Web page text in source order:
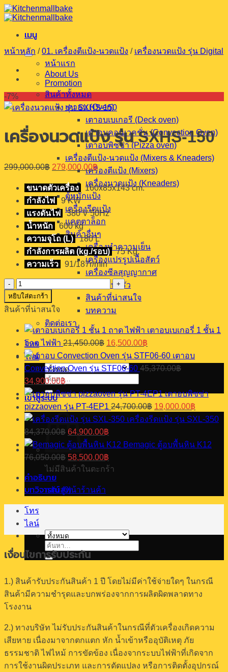
ข้าม
ไป
เนื้อหา
เมนู
หน้าแรก
About Us
Promotion
สินค้าทั้งหมด
เตาอบ (Oven)
เตาอบเบเกอรี (Deck oven)
เตาอบคอนเวคชั่น (Convection Oven)
เตาอบพิซซ่า (Pizza oven)
เครื่องตีแป้ง-นวดแป้ง (Mixers & Kneaders)
เครื่องตีแป้ง (Mixers)
เครื่องนวดแป้ง (Kneaders)
ตู้หมักแป้ง
เครื่องรีดแป้ง
แคตตาล็อก
สินค้าอื่นๆ
เครื่องทำความเย็น
เครื่องแปรรูปเนื้อสัตว์
เครื่องซีลสุญญากาศ
ออกแบบครัว
สินค้าที่น่าสนใจ
บทความ
ติดต่อเรา
โทร
ไลน์
ค้นหา:
เข้าสู่ระบบ
ไม่มีสินค้าในตะกร้า
กลับสู่หน้าร้านค้า
โทร
ไลน์
ค้นหา:
หน้าหลัก / 01. เครื่องตีแป้ง-นวดแป้ง / เครื่องนวดแป้ง รุ่น Digital
-7%
เครื่องนวดแป้ง รุ่น SXHS-150
299,000.00฿ Original
price
was:
299,000.00฿.
279,000.00฿Current
price
is:
279,000.00฿.
ขนาดตัวเครื่อง
160x85x143 cm.
กำลังไฟ
9 KW
แรงดันไฟ
380 V 50Hz
น้ำหนัก
600 kg
ความจุโถ (L)
180 L
กำลังการผลิต (kg./รอบ)
75 Kg.
ความเร็ว
91/187r/min
จำนวน
เครื่อง
นวด
แป้ง
SXHS-
150
ชิ้น
หยิบใส่ตะกร้า
สินค้าที่น่าสนใจ
เตาอบเบเกอรี่ 1 ชั้น 1
ถาด ไฟฟ้า 21,450.00฿ Original
price
was:
21,450.00฿.
16,500.00฿
price
is:
16,500.00฿.
เตาอบ
Convection Oven รุ่น STF06-60 45,370.00฿
Original
price
was:
45,370.00฿.
34,900.00฿
price
is:
34,900.00฿.
เตาอบพิซซ่า
pizzaoven รุ่น PT-4EP1 24,700.00฿ Original
price
was:
19,000.00฿
price
is:
เครื่องรีดแป้ง รุ่น SXL-350
84,370.00฿ Original
price
was:
84,370.00฿.
64,900.00฿
price
is:
64,900.00฿.
Bemagic ตู้อบพื้นหิน K12
76,050.00฿ Original
price
was:
76,050.00฿.
58,500.00฿
price
is:
คำอธิบาย
บทวิจารณ์ (0)
เงื่อนไขการรับประกัน
1.) สินค้ารับประกันสินค้า 1 ปี โดยไม่มีค่าใช้จ่ายใดๆ ในกรณี
สินค้ามีความชำรุดและบกพร่องจากการผลิตผิดพลาดทาง
โรงงาน
2.) ทางบริษัท ไม่รับประกันสินค้าในกรณีที่ตัวเครื่องเกิดความ
เสียหาย เนื่องมาจากตกแตก หัก น้ำเข้าหรืออุบัติเหตุ ภัย
ธรรมชาติ ไฟไหม้ การขัดข้อง เนื่องจากระบบไฟฟ้าที่เกิดจาก
การใช้งานผิดประเภท และการดัดแปลง หรือการติดตั้งอุปกรณ์